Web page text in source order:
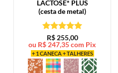
LACTOSE* PLUS
(cesta de metal)
Avaliação5
de 5
R$255,00
ou R$247,35com Pix
+ 1 CANECA + TALHERES